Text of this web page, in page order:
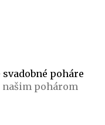
poháre
našim pohárom